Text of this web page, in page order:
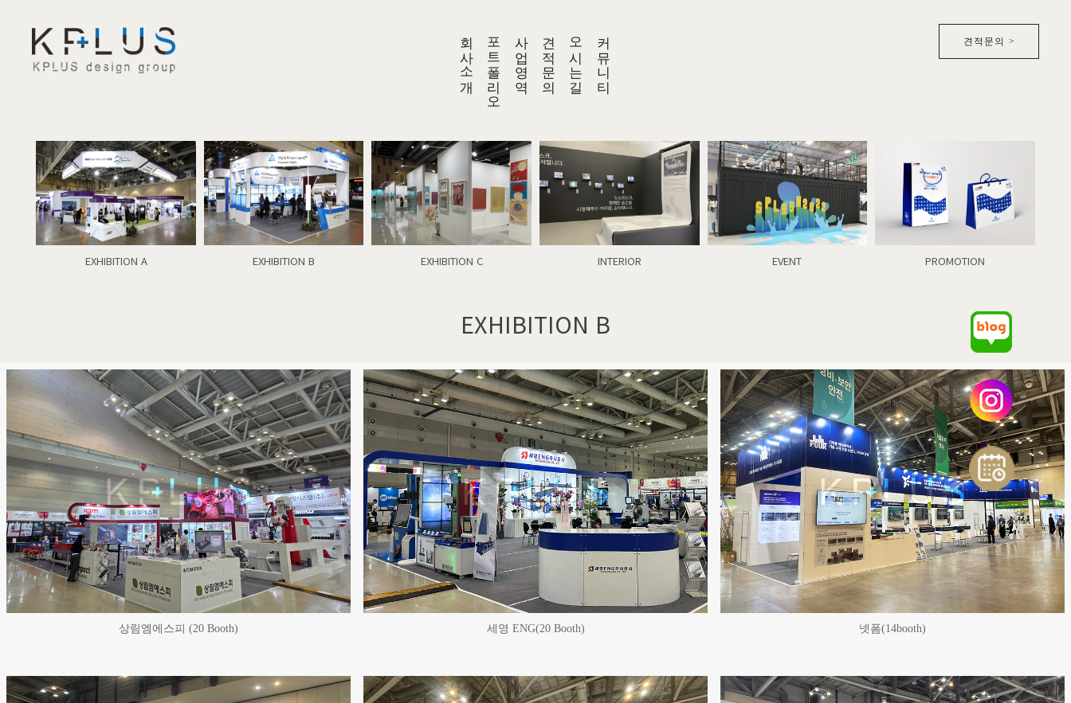
회사소개 포트폴리오 사업영역 견적문의 오시는길 커뮤니티 견적문의 >
EXHIBITION A EXHIBITION B EXHIBITION C INTERIOR EVENT PROMOTION
EXHIBITION B
상림엠에스피 (20 Booth) 세영 ENG(20 Booth) 넷폼(14booth)